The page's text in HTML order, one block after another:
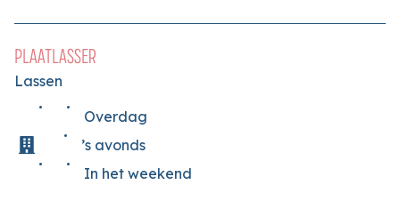
PLAATLASSER
Lassen
Overdag
’s avonds
In het weekend